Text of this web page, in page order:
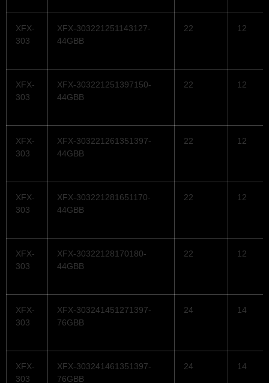
XFX-
303
XFX-303221251143127-
44GBB
22 12
XFX-
303
XFX-303221251397150-
44GBB
22 12
XFX-
303
XFX-303221261351397-
44GBB
22 12
XFX-
303
XFX-303221281651170-
44GBB
22 12
XFX-
303
XFX-30322128170180-
44GBB
22 12
XFX-
303
XFX-303241451271397-
76GBB
24 14
XFX-
303
XFX-303241461351397-
76GBB
24 14